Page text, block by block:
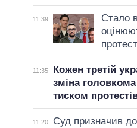
11:39
Стало
11:35
Кожен третій
зміна
тиском
11:20
Суд призначив